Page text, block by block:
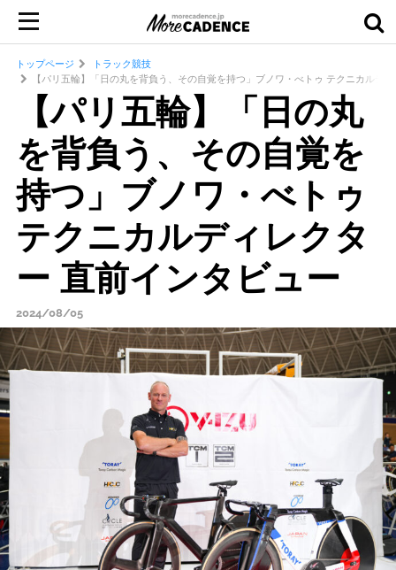
トップページ
トラック競技
【パリ五輪】「日の丸を背負う、その自覚を持つ」ブノワ・べトゥ テクニカルデ
【パリ五輪】「日の丸
を背負う、その自覚を
持つ」ブノワ・べトゥ
テクニカルディレクタ
ー 直前インタビュー
2024/08/05